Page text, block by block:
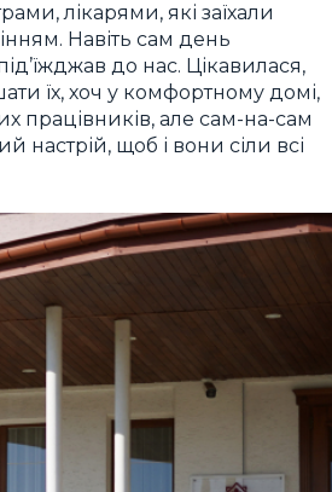
лікарями, які заїхали
Навіть сам день
до нас. Цікавилася,
їх, хоч у комфортному домі,
працівників, але сам-на-сам
настрій, щоб і вони сіли всі